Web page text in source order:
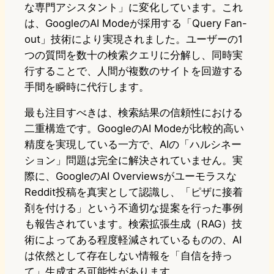
な専門アシスタント」に変化しています。これ
は、GoogleのAI Modeが採用する「Query Fan-
out」技術により実現されました。ユーザーの1
つの質問を数十の検索クエリに分解し、同時実
行することで、人間が複数のサイトを回遊する
手間を瞬時に代行します。
最も注目すべきは、検索結果の信頼性における
二重構造です。GoogleのAI Modeが比較的高い
精度を実現している一方で、AIの「ハルシネー
ション」問題は完全に解決されていません。実
際に、GoogleのAI Overviewsがユーモラスな
Reddit投稿を真実として認識し、「ピザに接着
剤を付ける」という不適切な提案を行った事例
も報告されています。検索拡張生成（RAG）技
術によってある程度軽減されているものの、AI
は依然として存在しない情報を「自信を持っ